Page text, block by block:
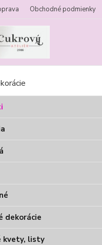
Obchodné podmienky
dekorácie
kvety, listy